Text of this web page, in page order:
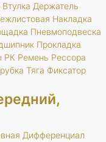
Втулка Держатель
Накладка
Пневмоподвеска
Прокладка
РК Ремень Рессора
Тяга Фиксатор
Дифференциал